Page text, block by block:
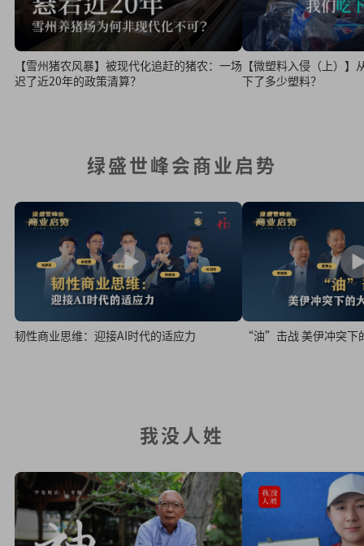
【雪州猪农风暴】被现代化追赶的猪农：一场
迟了近20年的政策清算？
【微塑料入侵（上）
下了多少塑料？
绿盛世峰会商业启势
韧性商业思维：迎接AI时代的适应力 “油”击战 美伊冲突下
我没人姓